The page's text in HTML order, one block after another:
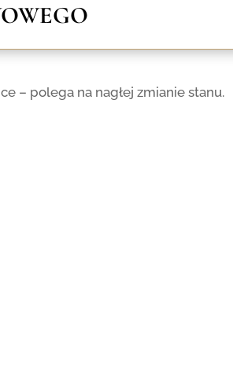
– polega na nagłej zmianie stanu.